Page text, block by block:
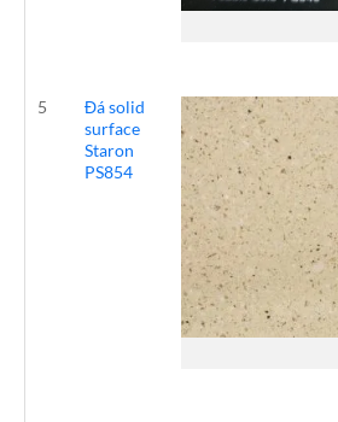
5
Đá solid
surface
Staron
PS854